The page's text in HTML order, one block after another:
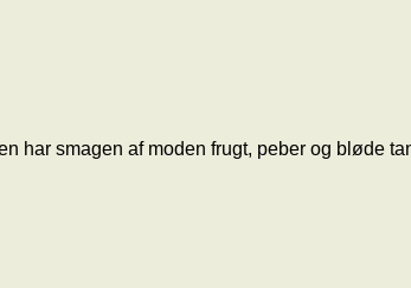
har smagen af moden frugt, peber og bløde